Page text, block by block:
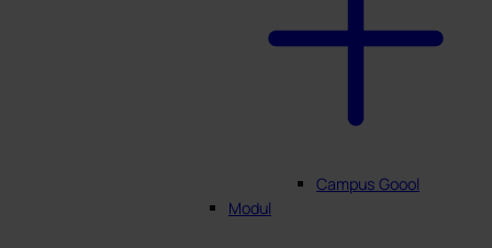
Campus Goool
Modul